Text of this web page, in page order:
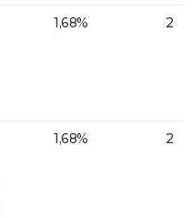
1,68% 2
1,68% 2